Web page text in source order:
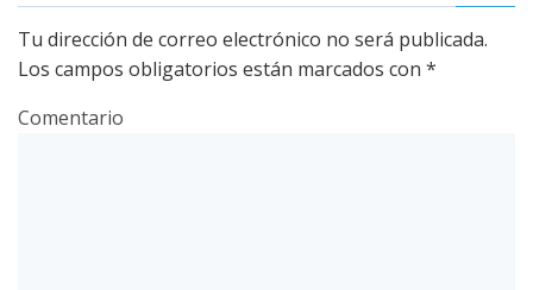
Tu dirección de correo electrónico no será publicada.
Los campos obligatorios están marcados con *
Comentario